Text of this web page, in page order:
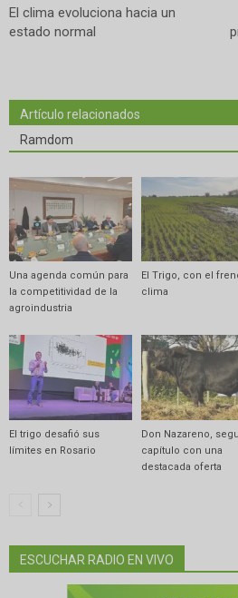
El clima evoluciona hacia un
estado normal
Artículo relacionados
Ramdom
Una agenda común para
la competitividad de la
agroindustria
El Trigo, con el
clima
El trigo desafió sus
límites en Rosario
Don Nazareno,
capítulo con una
destacada oferta
ESCUCHAR RADIO EN VIVO